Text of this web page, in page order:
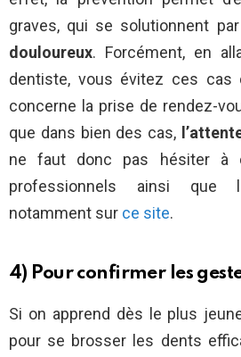
graves, qui se solutionnent par
douloureux. Forcément, en
dentiste, vous évitez ces cas
concerne la prise de rendez-
que dans bien des cas,
ne faut donc pas hésiter à
professionnels ainsi que
notamment sur ce site.
4) Pour confirmer les
Si on apprend dès le plus
pour se brosser les dents